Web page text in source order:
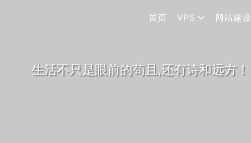
首页 VPS 网站建设
生活不只是眼前的苟且,还有诗和远方！